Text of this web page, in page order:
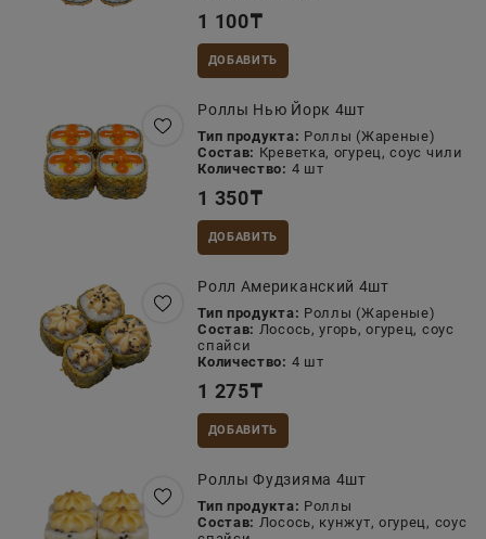
1 100₸
ДОБАВИТЬ
Роллы Нью Йорк 4шт
Тип продукта: Роллы (Жареные)
Состав: Креветка, огурец, соус чили
Количество: 4 шт
1 350₸
ДОБАВИТЬ
Ролл Американский 4шт
Тип продукта: Роллы (Жареные)
Состав: Лосось, угорь, огурец, соус
спайси
Количество: 4 шт
1 275₸
ДОБАВИТЬ
Роллы Фудзияма 4шт
Тип продукта: Роллы
Состав: Лосось, кунжут, огурец, соус